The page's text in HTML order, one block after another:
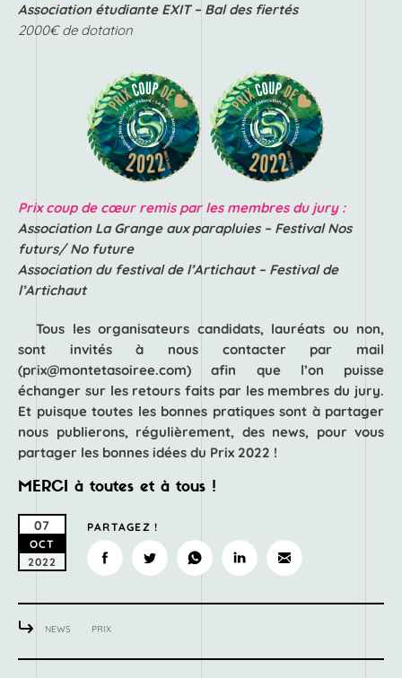
Association étudiante EXIT – Bal des fiertés
2000€ de dotation
Prix coup de cœur remis par les membres du jury:
Association La Grange aux parapluies – Festival Nos
futurs/ No future
Association du festival de l’Artichaut – Festival de
l’Artichaut
Tous les organisateurs candidats, lauréats ou non,
sont invités à nous contacter par mail
(prix@montetasoiree.com) afin que l’on puisse
échanger sur les retours faits par les membres du jury.
Et puisque toutes les bonnes pratiques sont à partager
nous publierons, régulièrement, des news, pour vous
partager les bonnes idées du Prix 2022 !
MERCI à toutes et à tous !
07
OCT
2022
PARTAGEZ !
NEWS PRIX